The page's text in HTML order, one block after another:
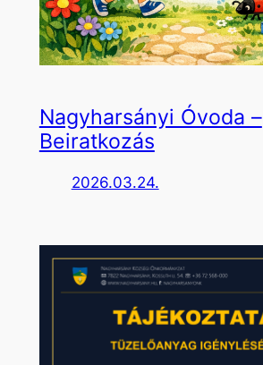
Nagyharsányi Óvoda –
Beiratkozás
2026.03.24.